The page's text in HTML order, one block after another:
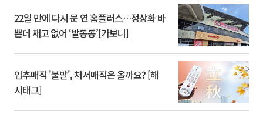
22일 만에 다시 문 연 홈플러스…정상화 바
쁜데 재고 없어 ‘발동동’[가보니]
입추매직 '불발', 처서매직은 올까요? [해
시태그]